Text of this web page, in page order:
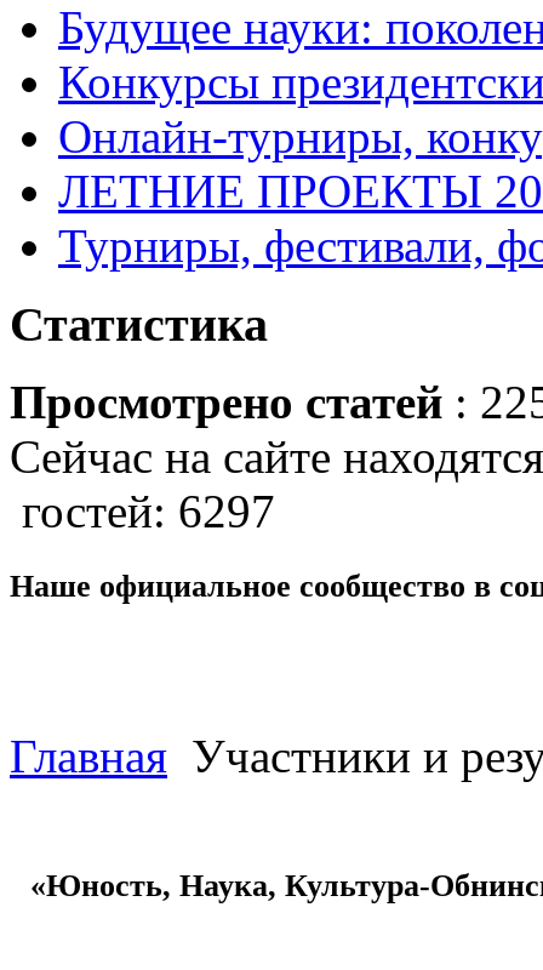
Будущее науки:
Конкурсы
Онлайн-турниры,
ЛЕТНИЕ ПРОЕКТЫ
Турниры, фестивали,
Статистика
Просмотрено статей :
Сейчас на сайте
гостей: 6297
Наше официальное сообщество в
Главная Участники и
«Юность, Наука, Культура-